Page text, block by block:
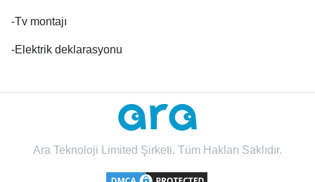
-Tv montajı
-Elektrik deklarasyonu
Ara Teknoloji Limited Şirketi. Tüm Hakları Saklıdır.